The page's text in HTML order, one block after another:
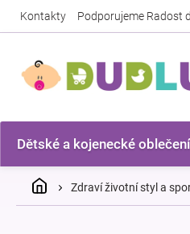
Kontakty Podporujeme Radost
Dětské a kojenecké oblečení
DomůZdraví životní styl a